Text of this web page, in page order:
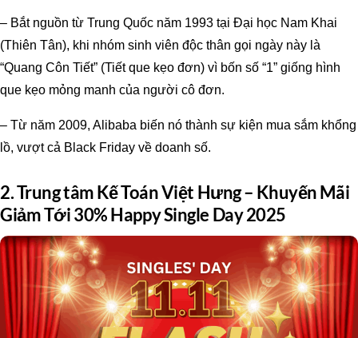
– Bắt nguồn từ Trung Quốc năm 1993 tại Đại học Nam Khai
(Thiên Tân), khi nhóm sinh viên độc thân gọi ngày này là
“Quang Côn Tiết” (Tiết que kẹo đơn) vì bốn số “1” giống hình
que kẹo mỏng manh của người cô đơn.
– Từ năm 2009, Alibaba biến nó thành sự kiện mua sắm khổng
lồ, vượt cả Black Friday về doanh số.
2. Trung tâm Kế Toán Việt Hưng – Khuyến Mãi
Giảm Tới 30% Happy Single Day 2025